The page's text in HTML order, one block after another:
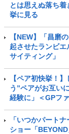
とは思えぬ落ち
挙に見る
【NEW】「昌磨
起させたランビ
サイティング」
【ペア初快挙！
う”ペアがお互い
経験に」＜GPフ
「いつかパート
ショー「